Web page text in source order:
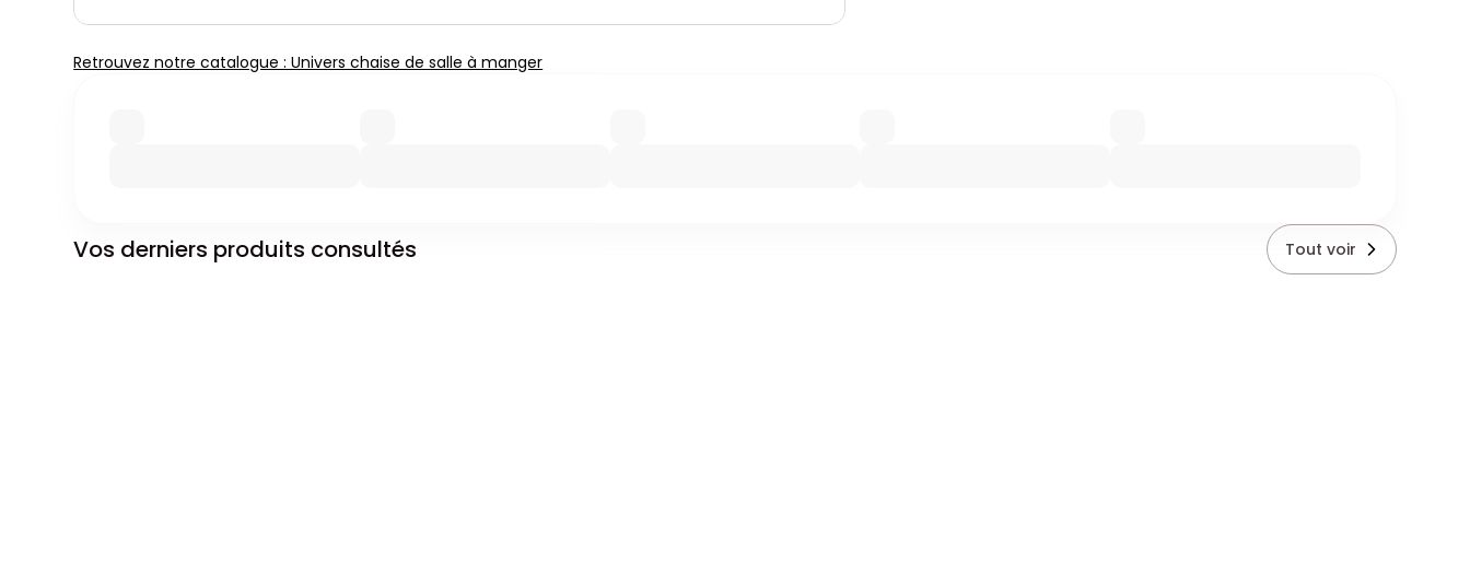
Retrouvez notre catalogue : Univers chaise de salle à manger
Vos derniers produits consultés Tout voir